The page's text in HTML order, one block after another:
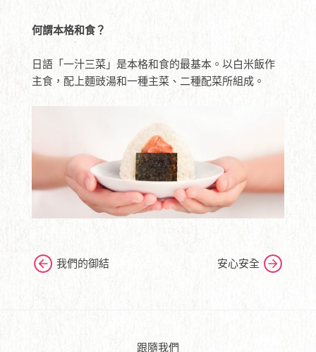
何謂本格和食？
日語「一汁三菜」是本格和食的最基本。以白米飯作
主食，配上麵豉湯和一種主菜、二種配菜所組成。
我們的御結 安心安全
跟隨我們